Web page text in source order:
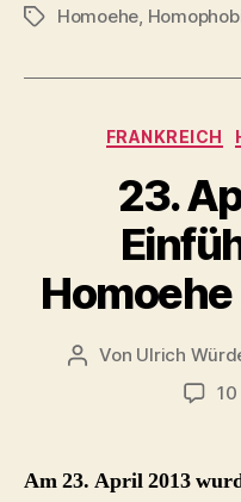
Schlagwörter
Homoehe
FRANKREICH
23.
Beitragsautor
Von Ulrich
Am 23. April 2013